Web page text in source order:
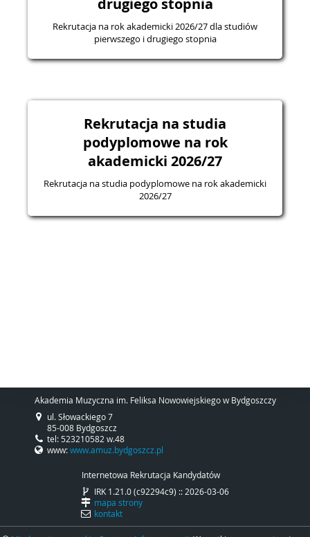
drugiego stopnia
Rekrutacja na rok akademicki 2026/27 dla studiów
pierwszego i drugiego stopnia
Rekrutacja na studia
podyplomowe na rok
akademicki 2026/27
Rekrutacja na studia podyplomowe na rok akademicki
2026/27
Akademia Muzyczna im. Feliksa Nowowiejskiego w Bydgoszczy
ul. Słowackiego 7
85-008 Bydgoszcz
tel: 523210582 w.48
www:www.amuz.bydgoszcz.pl
Internetowa Rekrutacja Kandydatów
IRK 1.21.0 (c92294c9) :: 2026-03-06
mapa strony
kontakt